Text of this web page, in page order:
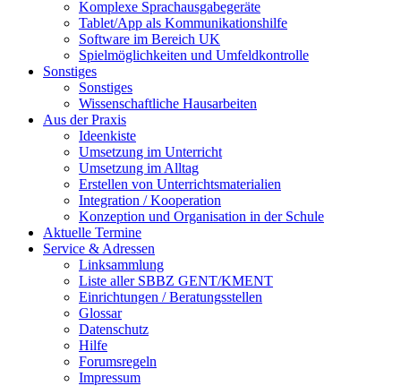
Komplexe Sprachausgabegeräte
Tablet/App als Kommunikationshilfe
Software im Bereich UK
Spielmöglichkeiten und Umfeldkontrolle
Sonstiges
Sonstiges
Wissenschaftliche Hausarbeiten
Aus der Praxis
Ideenkiste
Umsetzung im Unterricht
Umsetzung im Alltag
Erstellen von Unterrichtsmaterialien
Integration / Kooperation
Konzeption und Organisation in der Schule
Aktuelle Termine
Service & Adressen
Linksammlung
Liste aller SBBZ GENT/KMENT
Einrichtungen / Beratungsstellen
Glossar
Datenschutz
Hilfe
Forumsregeln
Impressum